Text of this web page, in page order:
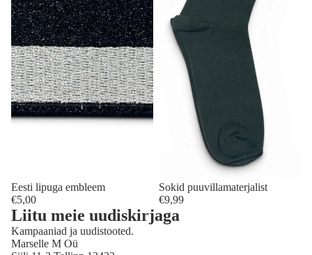
Eesti lipuga embleem
€5,00
Sokid puuvillamaterjalist
€9,99
Liitu meie uudiskirjaga
Kampaaniad ja uudistooted.
Marselle M Oü